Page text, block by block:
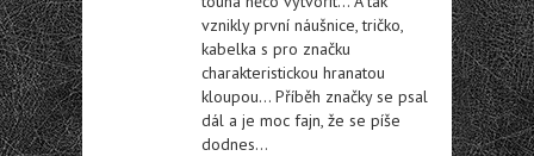
vznikly první náušnice, tričko,
kabelka s pro značku
charakteristickou hranatou
kloupou… Příběh značky se psal
dál a je moc fajn, že se píše
dodnes…